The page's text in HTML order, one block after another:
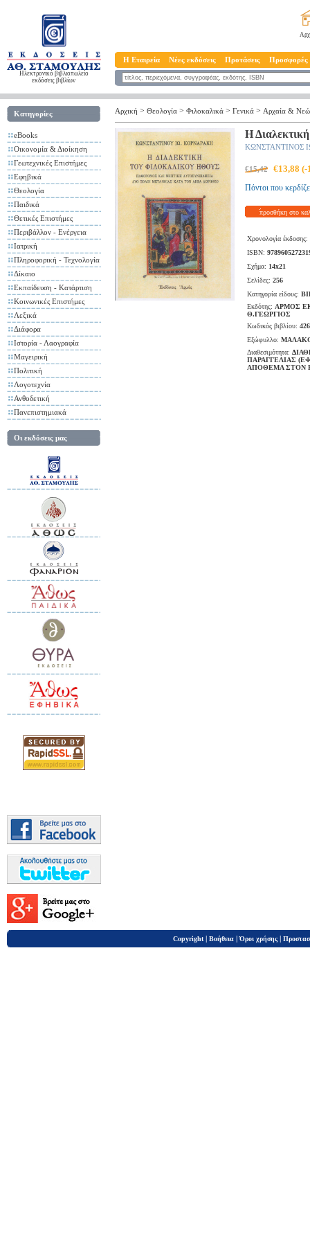
Ηλεκτρονικό βιβλιοπωλείο
εκδόσεις βιβλίων
Η Εταιρεία Νέες εκδόσεις Προτάσεις Προσφορές
Κατηγορίες
eBooks
Οικονομία & Διοίκηση
Γεωτεχνικές Επιστήμες
Εφηβικά
Θεολογία
Παιδικά
Θετικές Επιστήμες
Περιβάλλον - Ενέργεια
Ιατρική
Πληροφορική - Τεχνολογία
Δίκαιο
Εκπαίδευση - Κατάρτιση
Κοινωνικές Επιστήμες
Λεξικά
Διάφορα
Ιστορία - Λαογραφία
Μαγειρική
Πολιτική
Λογοτεχνία
Ανθοδετική
Πανεπιστημιακά
Οι εκδόσεις μας
Αρχική > Θεολογία > Φιλοκαλικά > Γενικά > Αρχαία &
Η
ΚΩΝΣΤΑΝΤΙΝΟΣ
€15,42 €13,88
Πόντοι που
προσθήκη στο
Χρονολογία έκδοσης:
ISBN:
Σχήμα: 14x21
Σελίδες: 256
Κατηγορία είδους:
Εκδότης: ΑΡΜΟΣ
Θ.ΓΕΩΡΓΙΟΣ
Κωδικός βιβλίου:
Εξώφυλλο:
Διαθεσιμότητα:
ΠΑΡΑΓΓΕΛΙΑΣ
ΑΠΟΘΕΜΑ ΣΤΟΝ
Copyright | Βοήθεια |Όροι χρήσης |